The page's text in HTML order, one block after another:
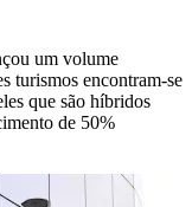
um volume
turismos encontram-se
que são híbridos
de 50%